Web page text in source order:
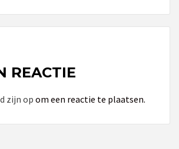
REACTIE
zijn opom een reactie te plaatsen.